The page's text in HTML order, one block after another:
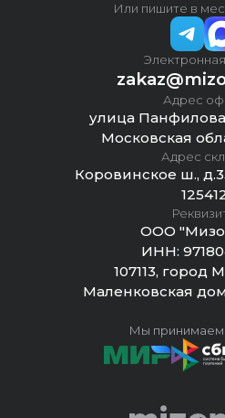
Или пишите в
Адрес
улица
Московская
Адрес
Коровинское ш.,
ООО
ИНН:
107113, город
Маленковская
Мы принимаем